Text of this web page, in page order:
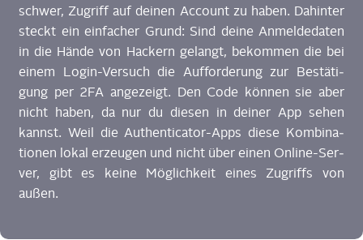
schwer, Zugriff auf dei­nen Account zu haben. Dahin­ter
steckt ein ein­fa­cher Grund: Sind dei­ne Anmel­de­da­ten
in die Hän­de von Hackern gelangt, bekom­men die bei
einem Log­in-Ver­such die Auf­for­de­rung zur Bestä­ti­
gung per 2FA ange­zeigt. Den Code kön­nen sie aber
nicht haben, da nur du die­sen in dei­ner App sehen
kannst. Weil die Authen­ti­ca­tor-Apps die­se Kom­bi­na­
tio­nen lokal erzeu­gen und nicht über einen Online-Ser­
ver, gibt es kei­ne Mög­lich­keit eines Zugriffs von
außen.